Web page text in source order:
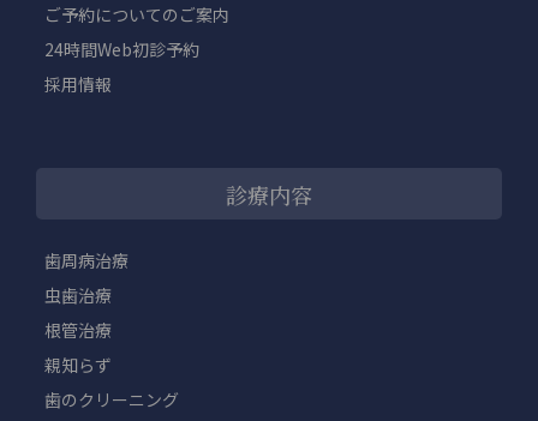
ご予約についてのご案内
24時間Web初診予約
採用情報
診療内容
歯周病治療
虫歯治療
根管治療
親知らず
歯のクリーニング